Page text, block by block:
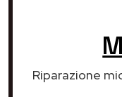
Riparazione